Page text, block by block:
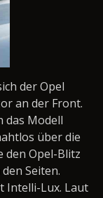
der Opel
an der Front.
das Modell
über die
den Opel-Blitz
Seiten.
Intelli-Lux. Laut